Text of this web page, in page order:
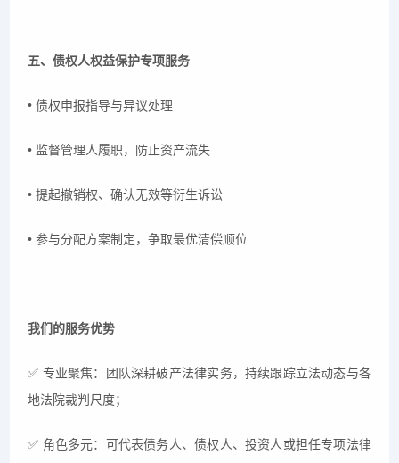
五、债权人权益保护专项服务
• 债权申报指导与异议处理
• 监督管理人履职，防止资产流失
• 提起撤销权、确认无效等衍生诉讼
• 参与分配方案制定，争取最优清偿顺位
我们的服务优势
✅ 专业聚焦：团队深耕破产法律实务，持续跟踪立法动态与各
地法院裁判尺度；
✅ 角色多元：可代表债务人、债权人、投资人或担任专项法律